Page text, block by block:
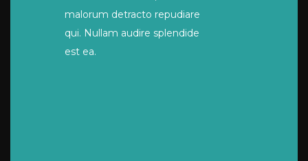
malorum detracto repudiare
qui. Nullam audire splendide
est ea.